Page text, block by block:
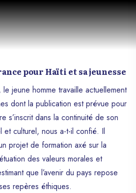
pour Haïti et sa jeunesse
jeune homme travaille actuellement
dont la publication est prévue pour
s’inscrit dans la continuité de son
et culturel, nous a-t-il confié. Il
projet de formation axé sur la
des valeurs morales et
que l’avenir du pays repose
repères éthiques.